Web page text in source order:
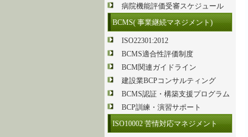
病院機能評価受審スケジュール
BCMS( 事業継続マネジメント)
ISO22301:2012
BCMS適合性評価制度
BCM関連ガイドライン
建設業BCPコンサルティング
BCMS認証・構築支援プログラム
BCP訓練・演習サポート
ISO10002 苦情対応マネジメント